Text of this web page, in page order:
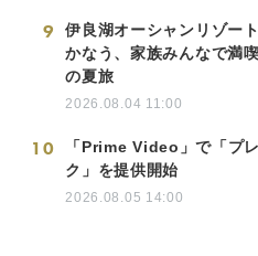
9
伊良湖オーシャンリゾー
かなう、家族みんなで満
の夏旅
2026.08.04 11:00
10
「Prime Video」で「プ
ク」を提供開始
2026.08.05 14:00